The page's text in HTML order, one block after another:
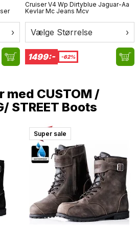
eliminerer unødvendige sømme
›
Cruiser V4 Wp Dirtyblue Jaguar-Aa
Kevlar Mc Jeans Mcv
Vælge Størrelse ›
1499:- -62%
med CUSTOM /
STREET Boots
Super sale